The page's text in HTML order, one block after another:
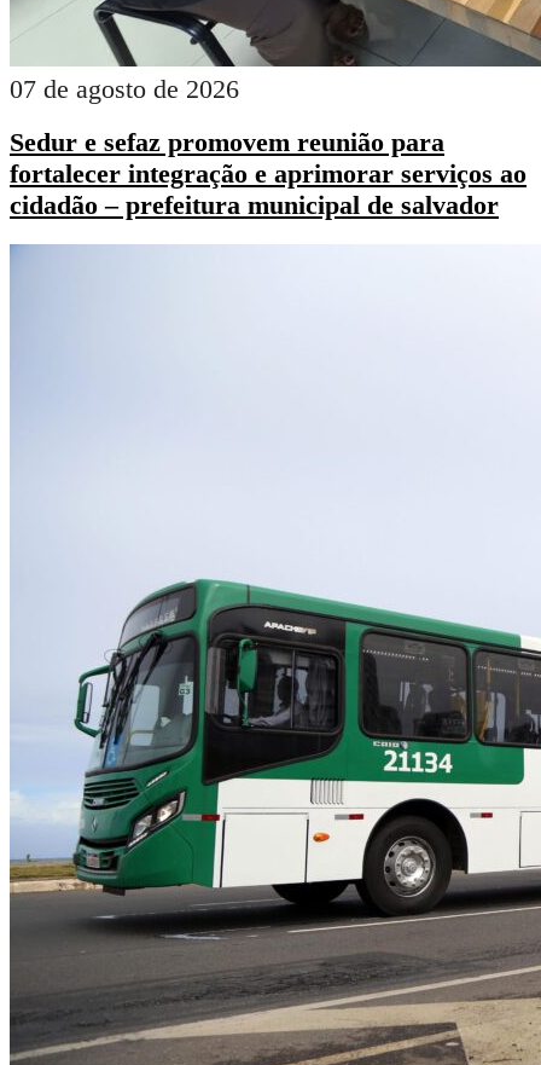
07 de agosto de 2026
Sedur e sefaz promovem reunião para
fortalecer integração e aprimorar serviços ao
cidadão – prefeitura municipal de salvador